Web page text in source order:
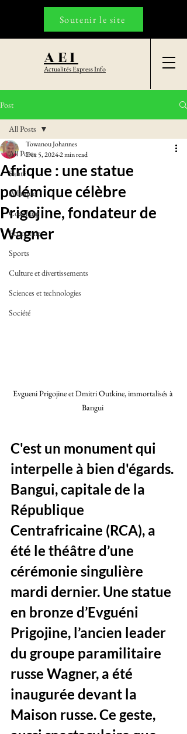
AEI
Actualités Express Info
Soutenir le site
Post
All Posts
Santé
Politique
Coaching
Economie
Sports
Culture et divertissements
Sciences et technologies
Société
All Posts
Afrique : une statue
polémique célèbre
Prigojine, fondateur de
Wagner
Towanou Johannes
Dec 5, 20242 min read
Evgueni Prigojine et Dmitri Outkine, immortalisés à
Bangui
C'est un monument qui
interpelle à bien d'égards.
Bangui, capitale de la
République
Centrafricaine (RCA), a
été le théâtre d’une
cérémonie singulière
mardi dernier. Une statue
en bronze d’Evguéni
Prigojine, l’ancien leader
du groupe paramilitaire
russe Wagner, a été
inaugurée devant la
Maison russe. Ce geste,